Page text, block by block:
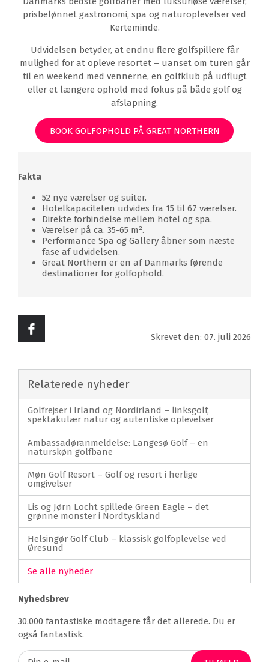
prisbelønnet gastronomi, spa og naturoplevelser ved
Kerteminde.
Udvidelsen betyder, at endnu flere golfspillere får
mulighed for at opleve resortet – uanset om turen går
til en weekend med vennerne, en golfklub på udflugt
eller et længere ophold med fokus på både golf og
afslapning.
BOOK GOLFOPHOLD PÅ GREAT NORTHERN
Fakta
52 nye værelser og suiter.
Hotelkapaciteten udvides fra 15 til 67 værelser.
Direkte forbindelse mellem hotel og spa.
Værelser på ca. 35-65 m².
Performance Spa og Gallery åbner som næste
fase af udvidelsen.
Great Northern er en af Danmarks førende
destinationer for golfophold.
Skrevet den: 07. juli 2026
Relaterede nyheder
Golfrejser i Irland og Nordirland – linksgolf,
spektakulær natur og autentiske oplevelser
Ambassadøranmeldelse: Langesø Golf – en
naturskøn golfbane
Møn Golf Resort – Golf og resort i herlige
omgivelser
Lis og Jørn Locht spillede Green Eagle – det
grønne monster i Nordtyskland
Helsingør Golf Club – klassisk golfoplevelse ved
Øresund
Se alle nyheder
Nyhedsbrev
30.000 fantastiske modtagere får det allerede. Du er
også fantastisk.